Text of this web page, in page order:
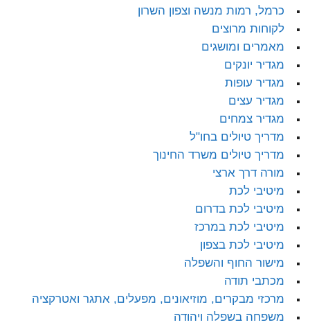
כרמל, רמות מנשה וצפון השרון
לקוחות מרוצים
מאמרים ומושגים
מגדיר יונקים
מגדיר עופות
מגדיר עצים
מגדיר צמחים
מדריך טיולים בחו"ל
מדריך טיולים משרד החינוך
מורה דרך ארצי
מיטיבי לכת
מיטיבי לכת בדרום
מיטיבי לכת במרכז
מיטיבי לכת בצפון
מישור החוף והשפלה
מכתבי תודה
מרכזי מבקרים, מוזיאונים, מפעלים, אתגר ואטרקציה
משפחה בשפלה ויהודה